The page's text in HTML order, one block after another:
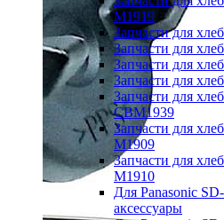
M1919
Запчасти для
Запчасти для
Запчасти для
Запчасти для
Запчасти для
CBM1939
Запчасти для
M1909
Запчасти для
M1910
Для Panasonic
аксессуары